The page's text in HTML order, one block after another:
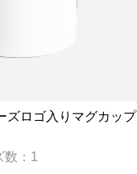
ズロゴ入りマグカップ
：1